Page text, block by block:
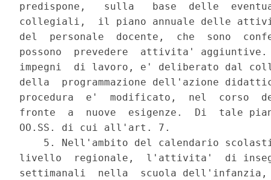
predispone,   sulla   base  delle
collegiali,  il piano annuale delle
del  personale  docente,  che  sono
possono  prevedere  attivita'
impegni  di lavoro, e' deliberato dal
della  programmazione dell'azione
procedura  e'  modificato,  nel  corso
fronte  a  nuove  esigenze.  Di  tale
OO.SS. di cui all'art. 7.
5. Nell'ambito del calendario
livello  regionale,  l'attivita'  di
settimanali  nella  scuola